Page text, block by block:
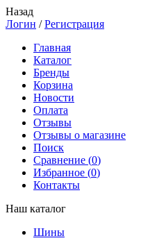
Назад
Логин /Регистрация
Главная
Каталог
Бренды
Корзина
Новости
Оплата
Отзывы
Отзывы о магазине
Поиск
Сравнение (0)
Избранное (0)
Контакты
Наш каталог
Шины